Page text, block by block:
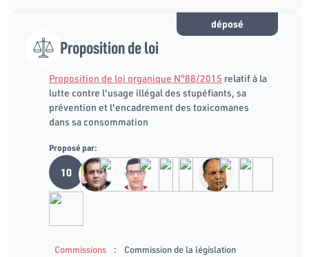
déposé
Proposition de loi
Proposition de loi organique N°88/2015 relatif à la
lutte contre l'usage illégal des stupéfiants, sa
prévention et l'encadrement des toxicomanes
dans sa consommation
Proposé par:
10
Commissions :
Commission de la législation